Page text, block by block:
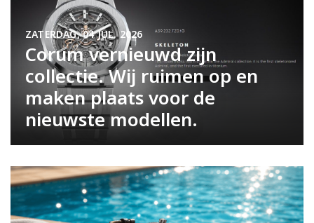
Corum vernieuwd zijn
collectie. Wij ruimen op en
maken plaats voor de
nieuwste modellen.
ZATERDAG, 04 JUL. 2026